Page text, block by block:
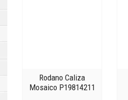
Rodano Caliza
Mosaico P19814211